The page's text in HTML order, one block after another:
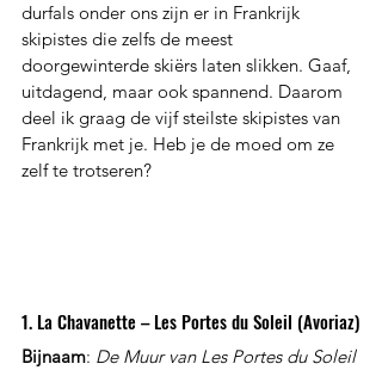
durfals onder ons zijn er in Frankrijk
skipistes die zelfs de meest
doorgewinterde skiërs laten slikken. Gaaf,
uitdagend, maar ook spannend. Daarom
deel ik graag de vijf steilste skipistes van
Frankrijk met je. Heb je de moed om ze
zelf te trotseren?
1. La Chavanette – Les Portes du Soleil (Avoriaz)
Bijnaam: De Muur van Les Portes du Soleil